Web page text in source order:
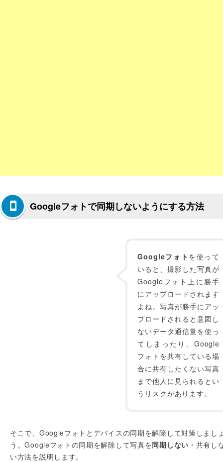
Googleフォトで同期しないようにする方法
Googleフォト を使って
いると、撮影した写真が
Googleフォト上に勝手
にアップロードされます
よね。写真が勝手にアッ
プロードされると意図し
ないデータ通信量を使っ
てしまったり、Google
フォトを共有している場
合に共有したくない写真
まで他人に見られるとい
うリスクがあります。
そこで、Googleフォトとデバイスの同期を解除して対策しまし
う。Googleフォトの同期を解除して写真を同期しない ・共有し
い方法を説明します。